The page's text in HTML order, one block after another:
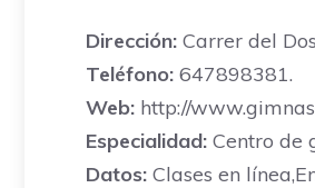
Dirección: Carrer del
Teléfono: 647898381.
Web: http://
Especialidad: Centro de
Datos: Clases en